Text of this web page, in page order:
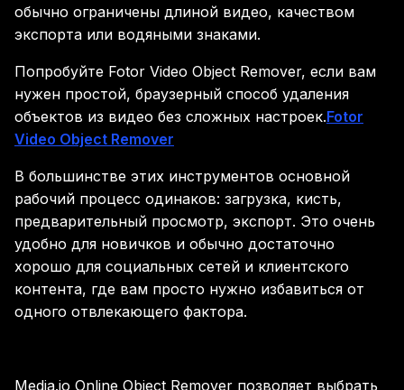
обычно ограничены длиной видео, качеством
экспорта или водяными знаками.
Попробуйте Fotor Video Object Remover, если вам
нужен простой, браузерный способ удаления
объектов из видео без сложных настроек.Fotor
Video Object Remover
В большинстве этих инструментов основной
рабочий процесс одинаков: загрузка, кисть,
предварительный просмотр, экспорт. Это очень
удобно для новичков и обычно достаточно
хорошо для социальных сетей и клиентского
контента, где вам просто нужно избавиться от
одного отвлекающего фактора.
Media.io Online Object Remover позволяет выбрать